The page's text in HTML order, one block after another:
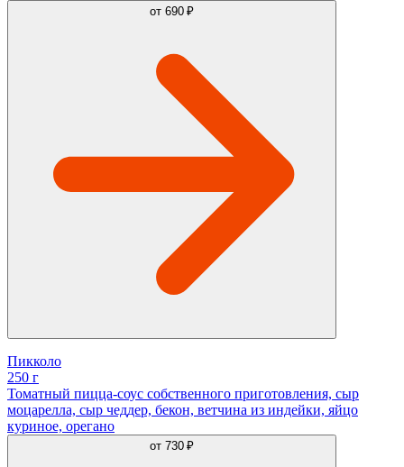
от 690 ₽
Пикколо
250 г
Томатный пицца-соус собственного приготовления, сыр
моцарелла, сыр чеддер, бекон, ветчина из индейки, яйцо
куриное, орегано
от 730 ₽